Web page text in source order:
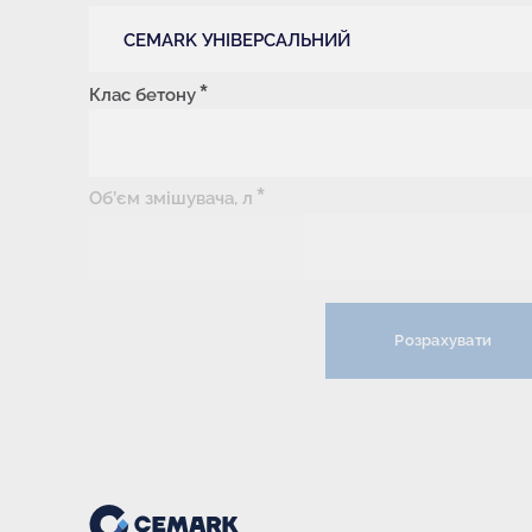
CEMARK УНІВЕРСАЛЬНИЙ
Клас бетону
Об’єм змішувача, л
Розрахувати